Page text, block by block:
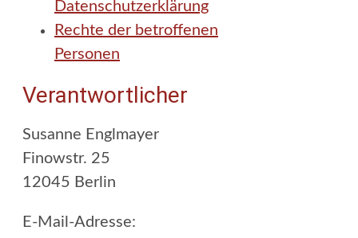
Datenschutzerklärung
Rechte der betroffenen
Personen
Verantwortlicher
Susanne Englmayer
Finowstr. 25
12045 Berlin
E-Mail-Adresse: